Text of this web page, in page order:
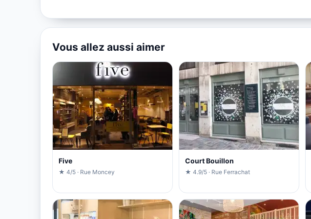
Vous allez aussi aimer
Five
★ 4/5 · Rue Moncey
Court Bouillon
★ 4.9/5 · Rue Ferrachat